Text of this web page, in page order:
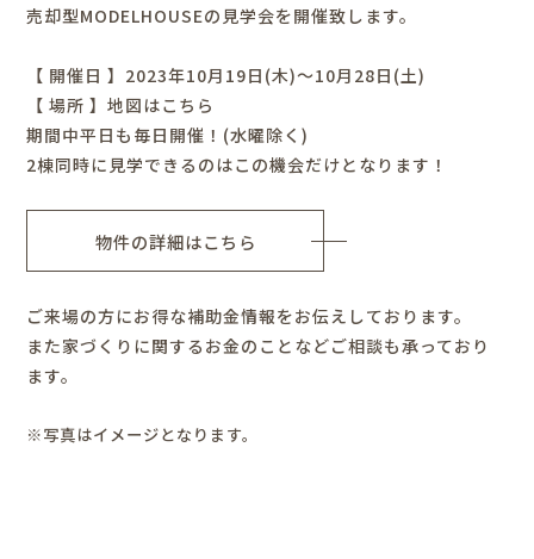
売却型MODELHOUSEの見学会を開催致します。
【 開催日 】2023年10月19日(木)～10月28日(土)
【 場所 】地図はこちら
期間中平日も毎日開催！(水曜除く)
2棟同時に見学できるのはこの機会だけとなります！
物件の詳細はこちら
ご来場の方にお得な補助金情報をお伝えしております。
また家づくりに関するお金のことなどご相談も承っており
ます。
※写真はイメージとなります。